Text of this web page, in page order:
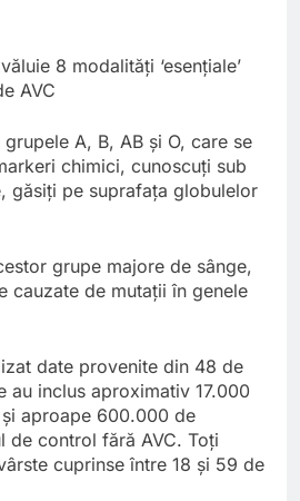
8 modalități ‘esențiale’
AVC
A, B, AB și O, care se
chimici, cunoscuți sub
găsiți pe suprafața globulelor
grupe majore de sânge,
cauzate de mutații în genele
date provenite din 48 de
au inclus aproximativ 17.000
aproape 600.000 de
de control fără AVC. Toți
cuprinse între 18 și 59 de